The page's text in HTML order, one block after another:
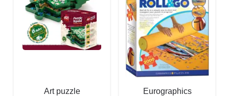
Art puzzle
Eurographics